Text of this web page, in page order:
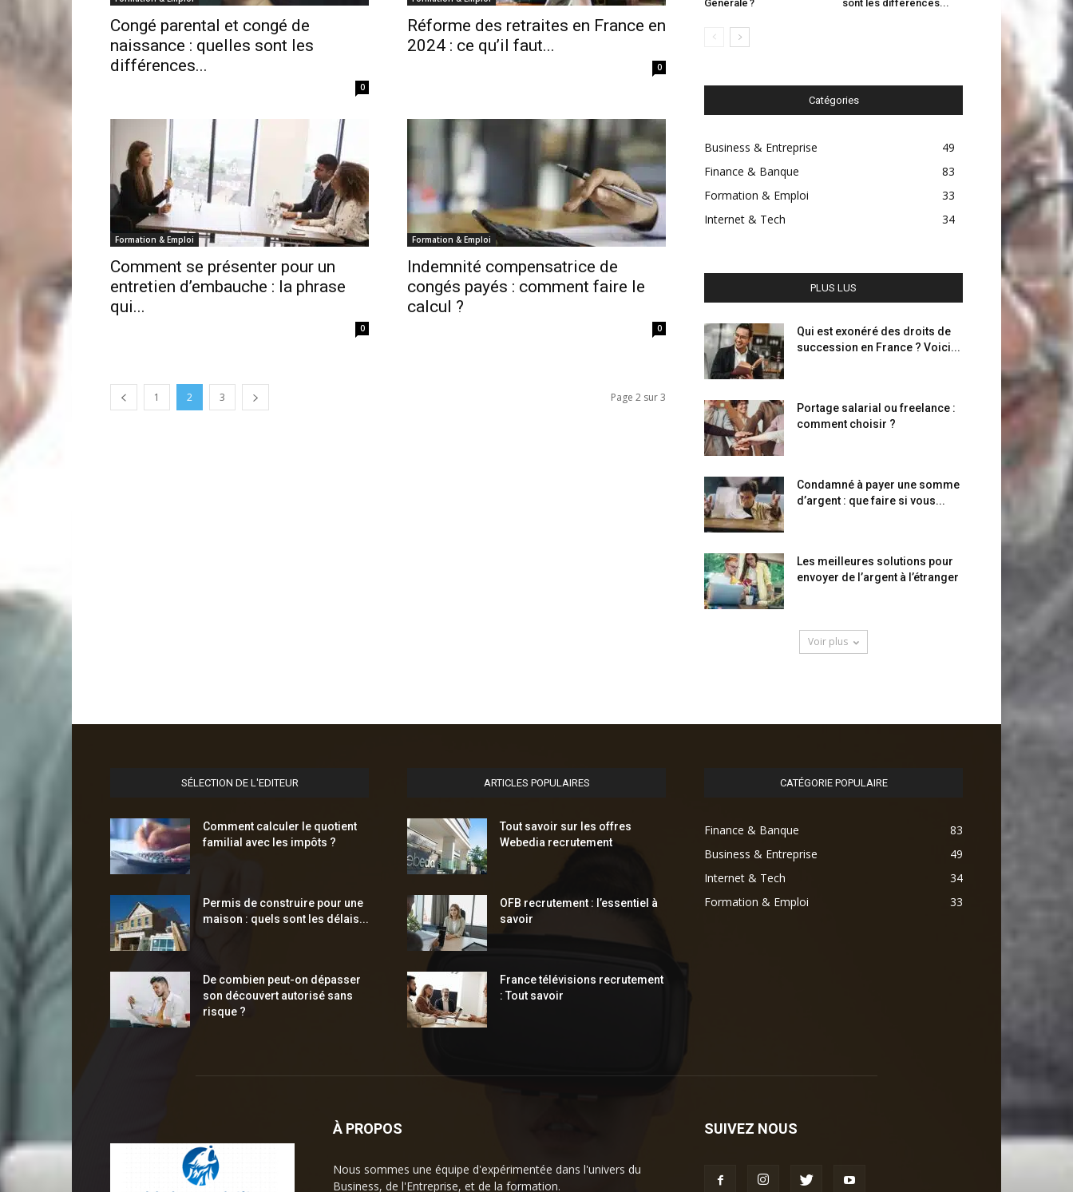
Congé parental et congé de
naissance : quelles sont les
différences...
0
Réforme des retraites en France en
2024 : ce qu’il faut...
0
Formation & Emploi
Comment se présenter pour un
entretien d’embauche : la phrase
qui...
0
Formation & Emploi
Indemnité compensatrice de
congés payés : comment faire le
calcul ?
0
1 2 3 Page 2 sur 3
Générale ?
sont les différences...
Catégories
Business & Entreprise
49
Finance & Banque
83
Formation & Emploi
33
Internet & Tech
34
PLUS LUS
Qui est exonéré des droits de
succession en France ? Voici...
Portage salarial ou freelance :
comment choisir ?
Condamné à payer une somme
d’argent : que faire si vous...
Les meilleures solutions pour
envoyer de l’argent à l’étranger
Voir plus
SÉLECTION DE L'EDITEUR
Comment calculer le quotient
familial avec les impôts ?
Permis de construire pour une
maison : quels sont les délais...
De combien peut-on dépasser
son découvert autorisé sans
risque ?
ARTICLES POPULAIRES
Tout savoir sur les offres
Webedia recrutement
OFB recrutement : l’essentiel à
savoir
France télévisions recrutement
: Tout savoir
CATÉGORIE POPULAIRE
Finance & Banque
83
Business & Entreprise
49
Internet & Tech
34
Formation & Emploi
33
À PROPOS
Nous sommes une équipe d'expérimentée dans l'univers du
Business, de l'Entreprise, et de la formation.
SUIVEZ NOUS